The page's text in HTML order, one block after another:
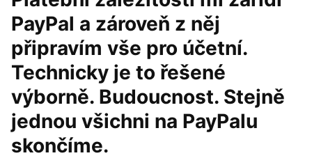
PayPal a zároveň z něj
připravím vše pro účetní.
Technicky je to řešené
výborně. Budoucnost. Stejně
jednou všichni na PayPalu
skončíme.